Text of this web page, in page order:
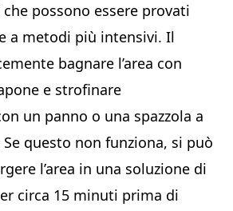
possono essere provati
a metodi più intensivi. Il
bagnare l’area con
e strofinare
un panno o una spazzola a
questo non funziona, si può
l’area in una soluzione di
circa 15 minuti prima di